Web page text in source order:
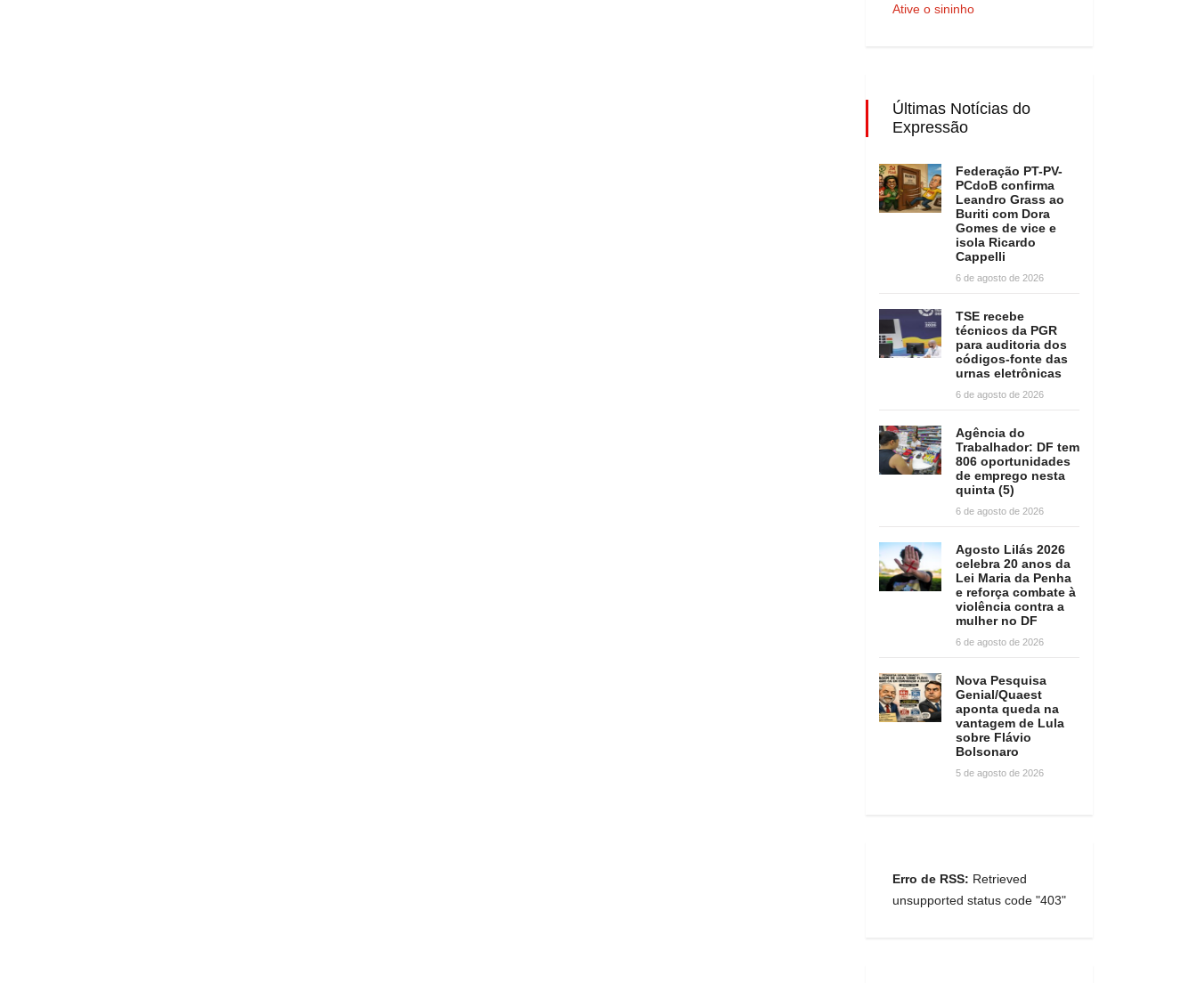
Ative o sininho
Últimas Notícias do
Expressão
Federação PT-PV-
PCdoB confirma
Leandro Grass ao
Buriti com Dora
Gomes de vice e
isola Ricardo
Cappelli
6 de agosto de 2026
TSE recebe
técnicos da PGR
para auditoria dos
códigos-fonte das
urnas eletrônicas
6 de agosto de 2026
Agência do
Trabalhador: DF tem
806 oportunidades
de emprego nesta
quinta (5)
6 de agosto de 2026
Agosto Lilás 2026
celebra 20 anos da
Lei Maria da Penha
e reforça combate à
violência contra a
mulher no DF
6 de agosto de 2026
Nova Pesquisa
Genial/Quaest
aponta queda na
vantagem de Lula
sobre Flávio
Bolsonaro
5 de agosto de 2026
Erro de RSS: Retrieved
unsupported status code "403"